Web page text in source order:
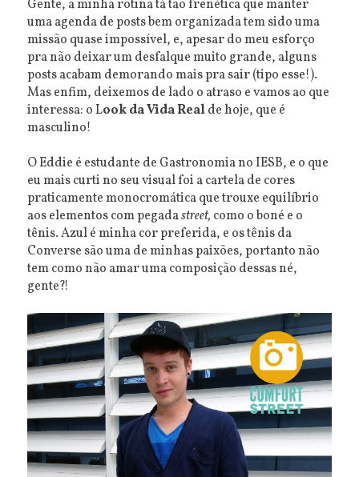
Gente, a minha rotina tá tão frenética que manter
uma agenda de posts bem organizada tem sido uma
missão quase impossível, e, apesar do meu esforço
pra não deixar um desfalque muito grande, alguns
posts acabam demorando mais pra sair (tipo esse!).
Mas enfim, deixemos de lado o atraso e vamos ao que
interessa: o Look da Vida Realde hoje, que é
masculino!
O Eddie é estudante de Gastronomia no IESB, e o que
eu mais curti no seu visual foi a cartela de cores
praticamente monocromática que trouxe equilíbrio
aos elementos com pegadastreet, como o boné e o
tênis. Azul é minha cor preferida, e os tênis da
Converse são uma de minhas paixões, portanto não
tem como não amar uma composição dessas né,
gente?!